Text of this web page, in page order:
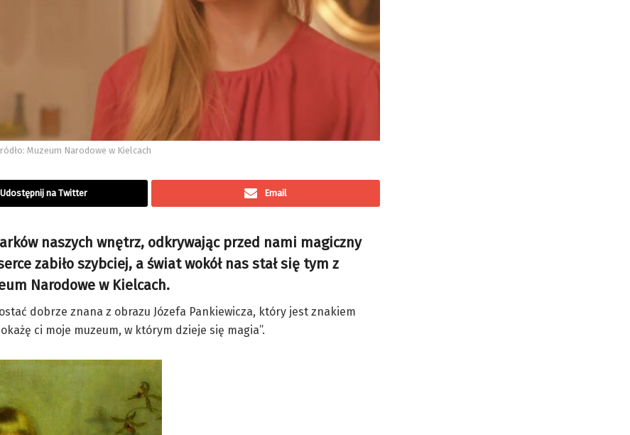
Muzeum Narodowe w Kielcach
Udostępnij na Twitter Email
naszych wnętrz, odkrywając przed nami magiczny
zabiło szybciej, a świat wokół nas stał się tym z
Narodowe w Kielcach.
dobrze znana z obrazu Józefa Pankiewicza, który jest znakiem
ci moje muzeum, w którym dzieje się magia”.